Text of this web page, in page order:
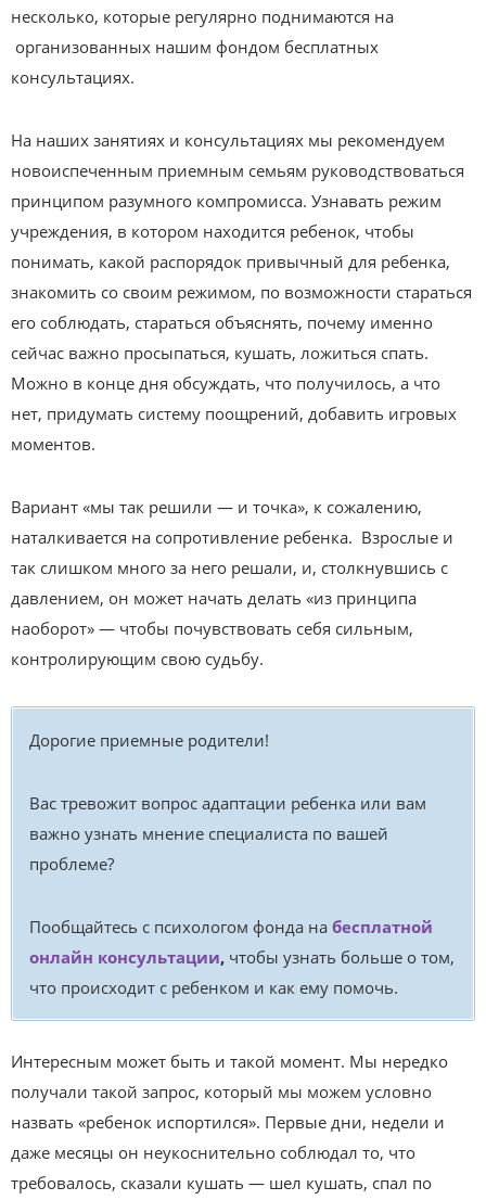
несколько, которые регулярно поднимаются на
организованных нашим фондом бесплатных
консультациях.
На наших занятиях и консультациях мы рекомендуем
новоиспеченным приемным семьям руководствоваться
принципом разумного компромисса. Узнавать режим
учреждения, в котором находится ребенок, чтобы
понимать, какой распорядок привычный для ребенка,
знакомить со своим режимом, по возможности стараться
его соблюдать, стараться объяснять, почему именно
сейчас важно просыпаться, кушать, ложиться спать.
Можно в конце дня обсуждать, что получилось, а что
нет, придумать систему поощрений, добавить игровых
моментов.
Вариант «мы так решили — и точка», к сожалению,
наталкивается на сопротивление ребенка. Взрослые и
так слишком много за него решали, и, столкнувшись с
давлением, он может начать делать «из принципа
наоборот» — чтобы почувствовать себя сильным,
контролирующим свою судьбу.
Дорогие приемные родители!
Вас тревожит вопрос адаптации ребенка или вам
важно узнать мнение специалиста по вашей
проблеме?
Пообщайтесь с психологом фонда на бесплатной
онлайн консультации, чтобы узнать больше о том,
что происходит с ребенком и как ему помочь.
Интересным может быть и такой момент. Мы нередко
получали такой запрос, который мы можем условно
назвать «ребенок испортился». Первые дни, недели и
даже месяцы он неукоснительно соблюдал то, что
требовалось, сказали кушать — шел кушать, спал по